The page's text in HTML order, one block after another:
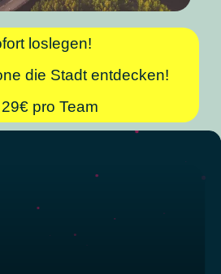
loslegen!
die Stadt entdecken!
pro Team